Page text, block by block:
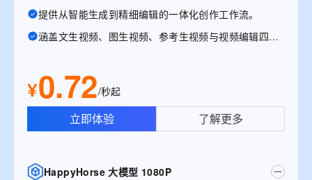
提供从智能生成到精细编辑的一体化创作工作流。
涵盖文生视频、图生视频、参考生视频与视频编辑四大能力
¥0.72/秒起
立即体验 了解更多
HappyHorse 大模型 1080P